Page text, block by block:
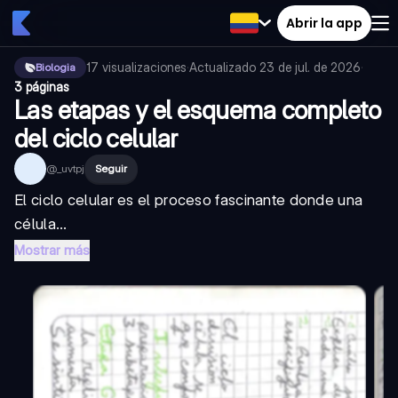
Abrir la app
Biologia 17 visualizaciones·Actualizado 23 de jul. de 2026·
3 páginas
Las etapas y el esquema completo
del ciclo celular
@ _uvtpj Seguir
El ciclo celular es el proceso fascinante donde una
célula...
Mostrar más